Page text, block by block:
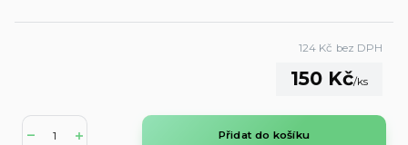
150 Kč/ks
124 Kč bez DPH
Přidat do košíku